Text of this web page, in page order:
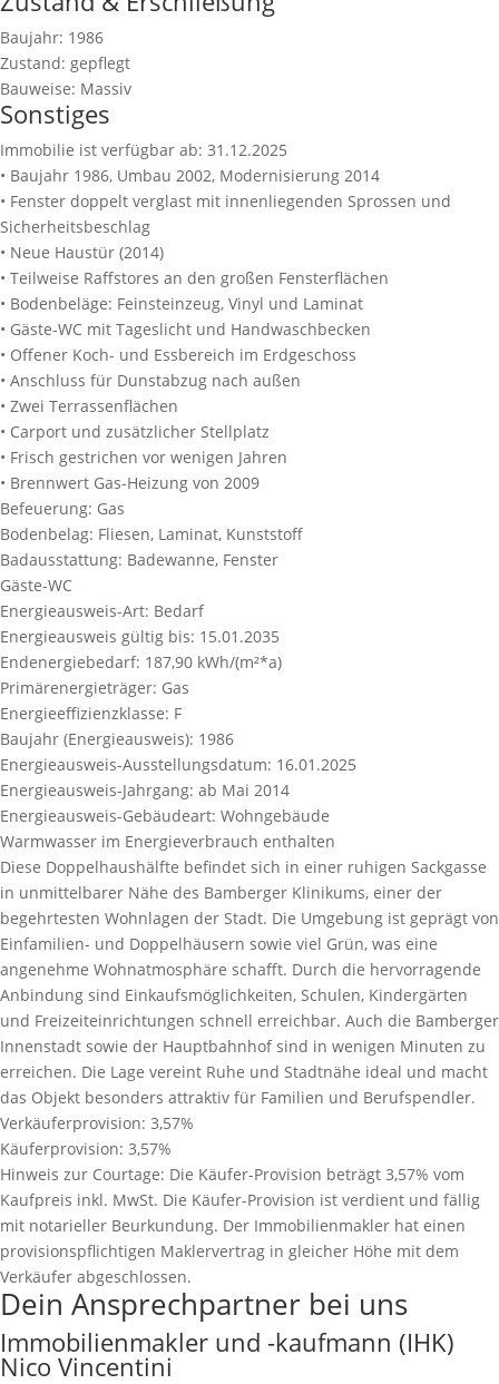
Baujahr: 1986
Zustand: gepflegt
Bauweise: Massiv
Sonstiges
Immobilie ist verfügbar ab: 31.12.2025
• Baujahr 1986, Umbau 2002, Modernisierung 2014
• Fenster doppelt verglast mit innenliegenden Sprossen und
Sicherheitsbeschlag
• Neue Haustür (2014)
• Teilweise Raffstores an den großen Fensterflächen
• Bodenbeläge: Feinsteinzeug, Vinyl und Laminat
• Gäste-WC mit Tageslicht und Handwaschbecken
• Offener Koch- und Essbereich im Erdgeschoss
• Anschluss für Dunstabzug nach außen
• Zwei Terrassenflächen
• Carport und zusätzlicher Stellplatz
• Frisch gestrichen vor wenigen Jahren
• Brennwert Gas-Heizung von 2009
Befeuerung: Gas
Bodenbelag: Fliesen, Laminat, Kunststoff
Badausstattung: Badewanne, Fenster
Gäste-WC
Energieausweis-Art: Bedarf
Energieausweis gültig bis: 15.01.2035
Endenergiebedarf: 187,90 kWh/(m²*a)
Primärenergieträger: Gas
Energieeffizienzklasse: F
Baujahr (Energieausweis): 1986
Energieausweis-Ausstellungsdatum: 16.01.2025
Energieausweis-Jahrgang: ab Mai 2014
Energieausweis-Gebäudeart: Wohngebäude
Warmwasser im Energieverbrauch enthalten
Diese Doppelhaushälfte befindet sich in einer ruhigen Sackgasse
in unmittelbarer Nähe des Bamberger Klinikums, einer der
begehrtesten Wohnlagen der Stadt. Die Umgebung ist geprägt von
Einfamilien- und Doppelhäusern sowie viel Grün, was eine
angenehme Wohnatmosphäre schafft. Durch die hervorragende
Anbindung sind Einkaufsmöglichkeiten, Schulen, Kindergärten
und Freizeiteinrichtungen schnell erreichbar. Auch die Bamberger
Innenstadt sowie der Hauptbahnhof sind in wenigen Minuten zu
erreichen. Die Lage vereint Ruhe und Stadtnähe ideal und macht
das Objekt besonders attraktiv für Familien und Berufspendler.
Verkäuferprovision: 3,57%
Käuferprovision: 3,57%
Hinweis zur Courtage: Die Käufer-Provision beträgt 3,57% vom
Kaufpreis inkl. MwSt. Die Käufer-Provision ist verdient und fällig
mit notarieller Beurkundung. Der Immobilienmakler hat einen
provisionspﬂichtigen Maklervertrag in gleicher Höhe mit dem
Verkäufer abgeschlossen.
Dein Ansprechpartner bei uns
Immobilienmakler und -kaufmann (IHK)
Nico Vincentini